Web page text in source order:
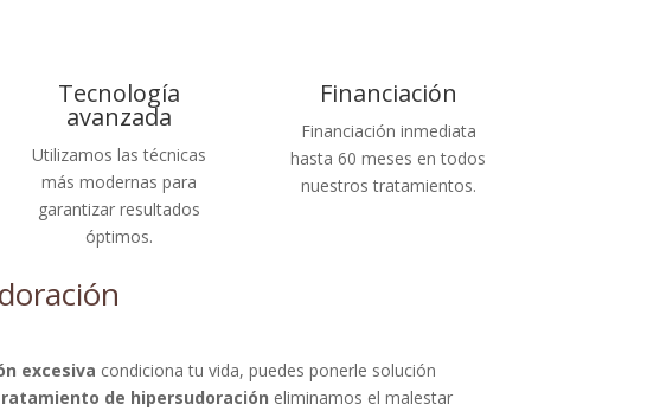
Tecnología
avanzada
Utilizamos las técnicas
más modernas para
garantizar resultados
óptimos.
Financiación
Financiación inmediata
hasta 60 meses en todos
nuestros tratamientos.
excesiva condiciona tu vida, puedes ponerle solución
de hipersudoración eliminamos el malestar